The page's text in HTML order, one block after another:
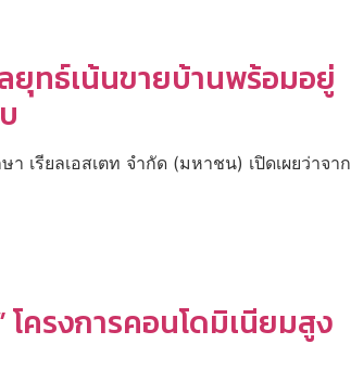
ทธ์เน้นขายบ้านพร้อมอยู่
เรียลเอสเตท จำกัด (มหาชน) เปิดเผยว่าจาก
โครงการคอนโดมิเนียมสูง